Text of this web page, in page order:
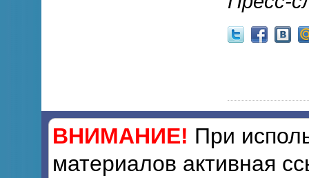
ВНИМАНИЕ! При
материалов активная